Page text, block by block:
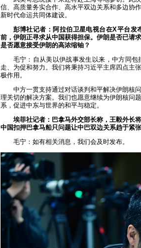
信、高质量务实合作、高水平双边关系和多边协
新时代命运共同体建设。
彭博社记者：阿拉伯卫星电视台在X平台
前，伊朗正寻求从中国获得担保。伊朗是否已请
是否愿意接受伊朗的高浓缩铀？
毛宁：自从美以伊战事发生以来，中方同
走、为促和努力。我们将秉持习近平主席四点主
极作用。
中方一贯支持通过对话谈判和平解决伊朗核
理关切的解决方案。我们也愿意继续为伊朗核问
系，促进中东与世界的和平与稳定。
埃菲社记者：巴拿马外交部长称，王毅外长
中国扣押巴拿马船只问题让中巴双边关系趋于紧
毛宁：如有相关消息，我们会及时发布。